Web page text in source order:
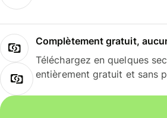
Complètement gratuit,
Téléchargez en quelques
entièrement gratuit et sans